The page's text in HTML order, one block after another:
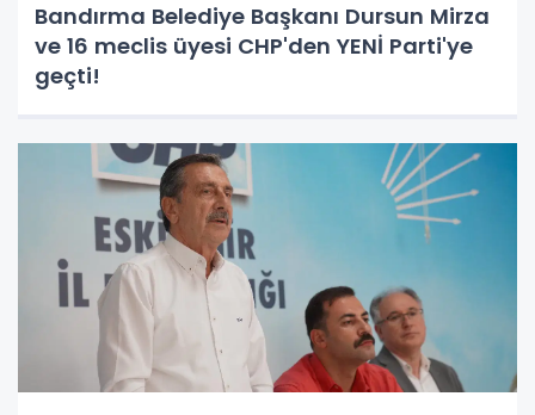
Bandırma Belediye Başkanı Dursun Mirza
ve 16 meclis üyesi CHP'den YENİ Parti'ye
geçti!